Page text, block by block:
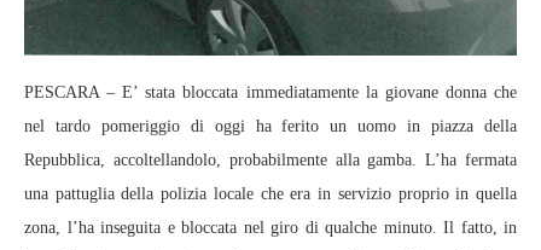
PESCARA – E’ stata bloccata immediatamente la giovane donna che
nel tardo pomeriggio di oggi ha ferito un uomo in piazza della
Repubblica, accoltellandolo, probabilmente alla gamba. L’ha fermata
una pattuglia della polizia locale che era in servizio proprio in quella
zona, l’ha inseguita e bloccata nel giro di qualche minuto. Il fatto, in